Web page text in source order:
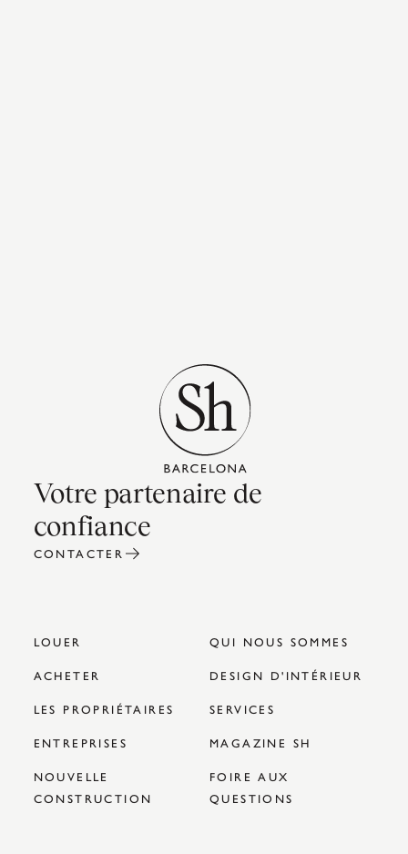
Votre partenaire de
confiance
CONTACTER
LOUER
QUI NOUS SOMMES
ACHETER
DESIGN D'INTÉRIEUR
LES PROPRIÉTAIRES
SERVICES
ENTREPRISES
MAGAZINE SH
NOUVELLE
CONSTRUCTION
FOIRE AUX
QUESTIONS